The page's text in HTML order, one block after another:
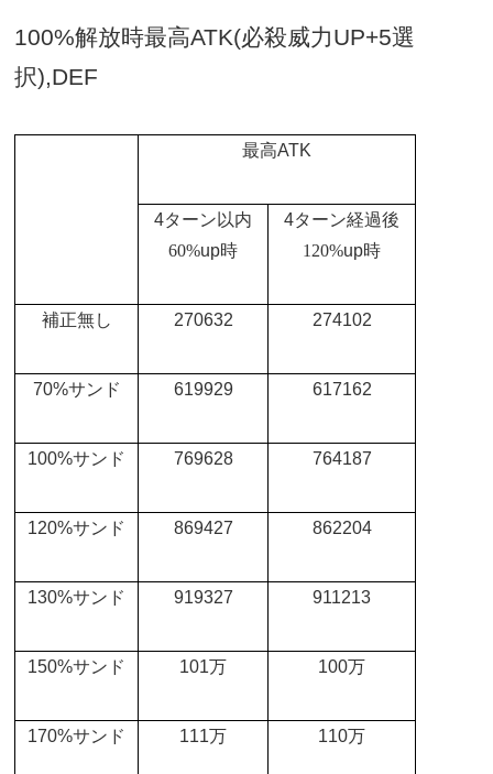
100%解放時最高ATK(必殺威力UP+5選
択),DEF
最高ATK
4ターン以内
60%up時
4ターン経過後
120%up時
補正無し 270632 274102
70%サンド 619929 617162
100%サンド 769628 764187
120%サンド 869427 862204
130%サンド 919327 911213
150%サンド 101万 100万
170%サンド 111万 110万